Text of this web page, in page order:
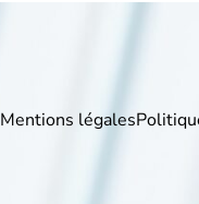
Mentions légales